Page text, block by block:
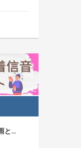
M!LK – 罪と罰と雨とキス